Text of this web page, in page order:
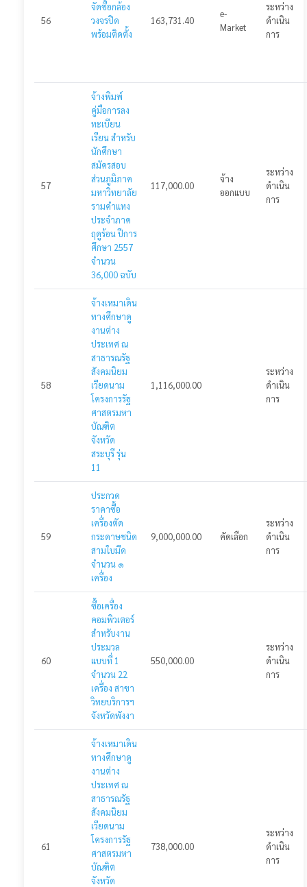
56
จัดซื้อกล้อง
วงจรปิด
พร้อมติดตั้ง
163,731.40
e-
Market
ระหว่าง
ดำเนิน
การ
57
จ้างพิมพ์
คู่มือการลง
ทะเบียน
เรียน สำหรับ
นักศึกษา
สมัครสอบ
ส่วนภูมิภาค
มหาวิทยาลัย
รามคำแหง
ประจำภาค
ฤดูร้อน ปีการ
ศึกษา 2557
จำนวน
36,000 ฉบับ
117,000.00
จ้าง
ออกแบบ
ระหว่าง
ดำเนิน
การ
58
จ้างเหมาเดิน
ทางศึกษาดู
งานต่าง
ประเทศ ณ
สาธารณรัฐ
สังคมนิยม
เวียดนาม
โครงการรัฐ
ศาสตรมหา
บัณฑิต
จังหวัด
สระบุรี รุ่น
11
1,116,000.00
ระหว่าง
ดำเนิน
การ
59
ประกวด
ราคาซื้อ
เครื่องตัด
กระดาษชนิด
สามใบมีด
จำนวน ๑
เครื่อง
9,000,000.00 คัดเลือก
ระหว่าง
ดำเนิน
การ
60
ซื้อเครื่อง
คอมพิวเตอร์
สำหรับงาน
ประมวล
แบบที่ 1
จำนวน 22
เครื่อง สาขา
วิทยบริการฯ
จังหวัดพังงา
550,000.00
ระหว่าง
ดำเนิน
การ
61
จ้างเหมาเดิน
ทางศึกษาดู
งานต่าง
ประเทศ ณ
สาธารณรัฐ
สังคมนิยม
เวียดนาม
โครงการรัฐ
ศาสตรมหา
บัณฑิต
จังหวัด
738,000.00
ระหว่าง
ดำเนิน
การ